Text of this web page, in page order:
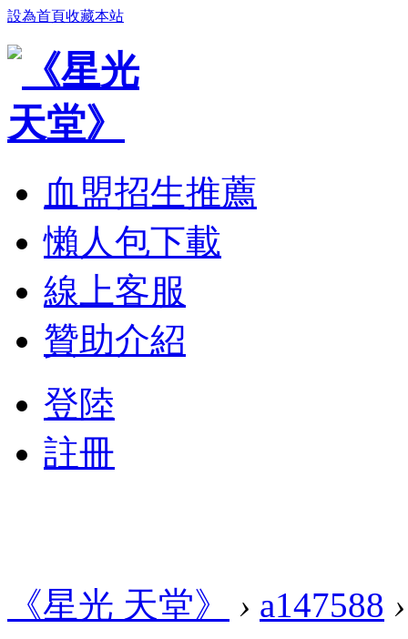
設為首頁收藏本站
血盟招生推薦
懶人包下載
線上客服
贊助介紹
登陸
註冊
《星光 天堂》 › a147588 ›